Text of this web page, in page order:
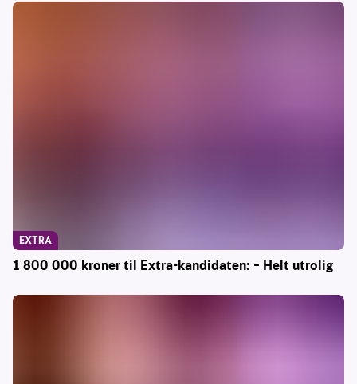
1 800 000 kroner til Extra-kandidaten: – Helt utrolig
EXTRA